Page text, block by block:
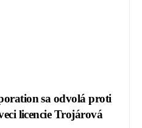
sa odvolá proti
licencie Trojárová